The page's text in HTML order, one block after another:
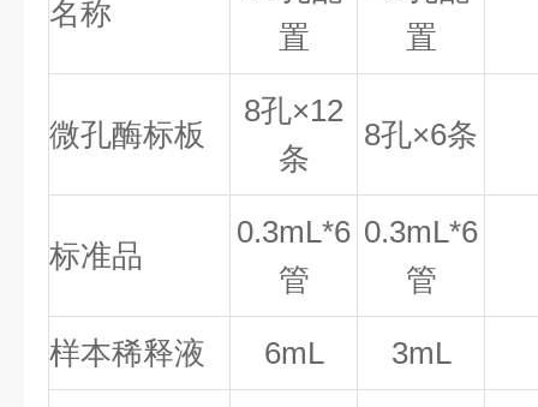
名称
置
置
微孔酶标板
8孔×12
条
8孔×6条
标准品
0.3mL*6
管
0.3mL*6
管
样本稀释液 6mL 3mL